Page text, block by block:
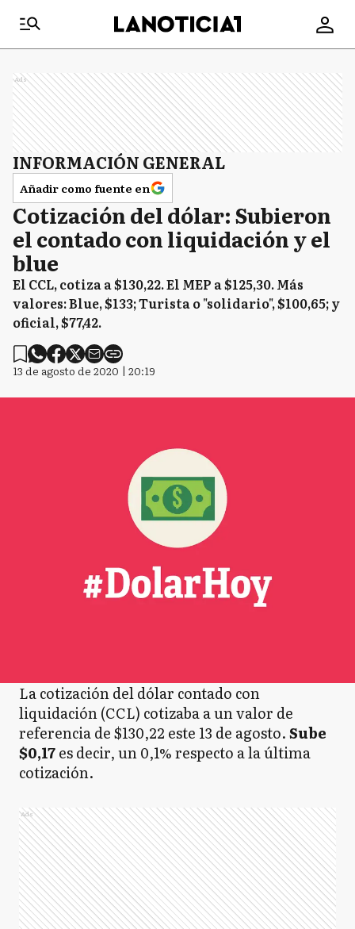
Ads
INFORMACIÓN GENERAL
Añadir como fuente en
Cotización del dólar: Subieron
el contado con liquidación y el
blue
El CCL, cotiza a $130,22. El MEP a $125,30. Más
valores: Blue, $133; Turista o "solidario", $100,65; y
oficial, $77,42.
13 de agosto de 2020 | 20:19
La cotización del dólar contado con
liquidación (CCL) cotizaba a un valor de
referencia de $130,22 este 13 de agosto.Sube
$0,17es decir, un 0,1% respecto a la última
cotización.
Ads